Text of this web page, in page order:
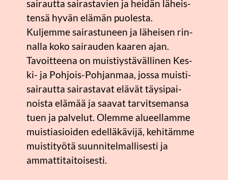
sai­raut­ta sai­ras­ta­vien ja hei­dän läheis­
ten­sä hyvän elä­män puo­les­ta.
Kul­jem­me sai­ras­tu­neen ja lähei­sen rin­
nal­la koko sai­rau­den kaa­ren ajan.
Tavoit­tee­na on muis­tiys­tä­väl­li­nen Kes­
ki- ja Poh­jois-Poh­jan­maa, jos­sa muis­ti­
sai­raut­ta sai­ras­ta­vat elä­vät täy­si­pai­
nois­ta elä­mää ja saa­vat tar­vit­se­man­sa
tuen ja pal­ve­lut. Olem­me alu­eel­lam­me
muis­ti­asioi­den edel­lä­kä­vi­jä, kehi­täm­me
muis­ti­työ­tä suun­ni­tel­mal­li­ses­ti ja
ammattitaitoisesti.